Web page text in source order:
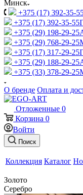
Минск
+375 (17) 392-35-
+375 (17) 392-35-55
+375 (29) 198-29-25
+375 (29) 768-29-25
+375 (17) 317-29-25
+375 (29) 188-29-25
+375 (33) 378-29-25
О бренде Оплата и
Отложенные 0
Корзина 0
Войти
Поиск
Коллекция Каталог
Золото
Серебро